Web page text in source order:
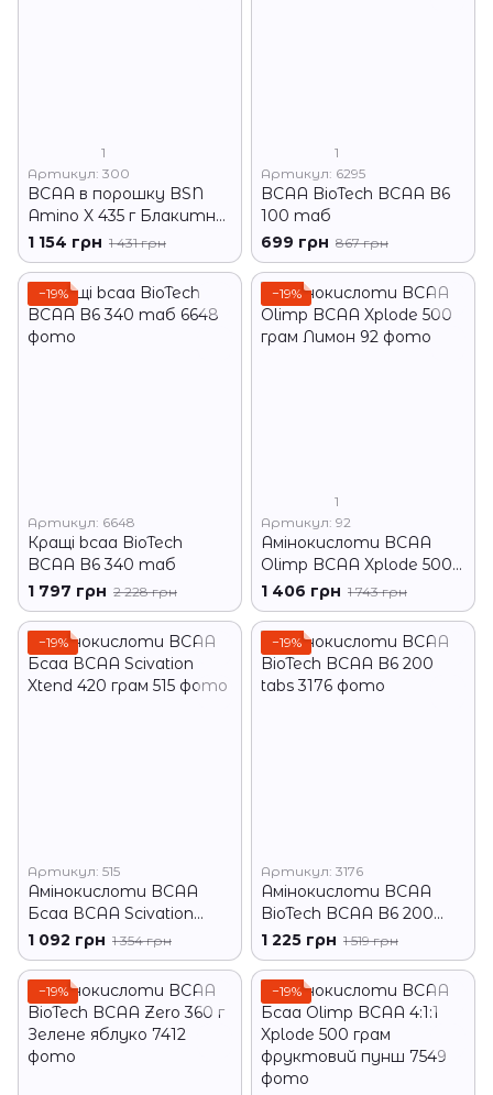
1
Артикул: 300
BCAA в порошку BSN
Amino X 435 г Блакитна
малина
1 154 грн 1 431 грн
1
Артикул: 6295
BCAA BioTech BCAA B6
100 таб
699 грн 867 грн
−19%
Артикул: 6648
Кращі bcaa BioTech
BCAA B6 340 таб
1 797 грн 2 228 грн
−19%
1
Артикул: 92
Амінокислоти BCAA
Olimp BCAA Xplode 500
грам Лимон
1 406 грн 1 743 грн
−19%
Артикул: 515
Амінокислоти BCAA
Бсаа ВСАА Scivation
Xtend 420 грам
1 092 грн 1 354 грн
−19%
Артикул: 3176
Амінокислоти BCAA
BioTech BCAA B6 200
tabs
1 225 грн 1 519 грн
−19% −19%